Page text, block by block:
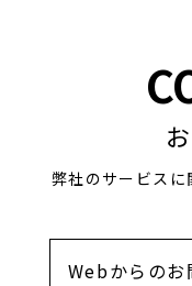
弊社のサービス
Webからのお